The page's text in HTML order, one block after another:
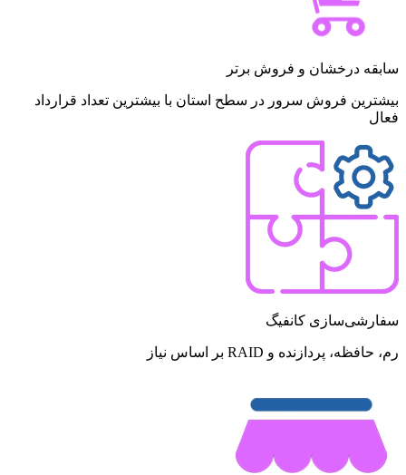
سابقه درخشان و فروش برتر
بیشترین فروش سرور در سطح استان با بیشترین تعداد قرارداد
فعال
سفارشی‌سازی کانفیگ
رم، حافظه، پردازنده و RAID بر اساس نیاز